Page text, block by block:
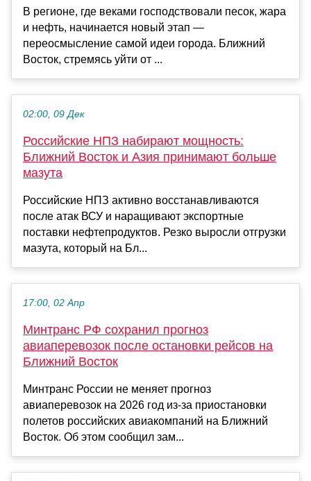
В регионе, где веками господствовали песок, жара
и нефть, начинается новый этап —
переосмысление самой идеи города. Ближний
Восток, стремясь уйти от ...
02:00, 09 Дек
Российские НПЗ набирают мощность:
Ближний Восток и Азия принимают больше
мазута
Российские НПЗ активно восстанавливаются
после атак ВСУ и наращивают экспортные
поставки нефтепродуктов. Резко выросли отгрузки
мазута, который на Бл...
17:00, 02 Апр
Минтранс РФ сохранил прогноз
авиаперевозок после остановки рейсов на
Ближний Восток
Минтранс России не меняет прогноз
авиаперевозок на 2026 год из-за приостановки
полетов российских авиакомпаний на Ближний
Восток. Об этом сообщил зам...